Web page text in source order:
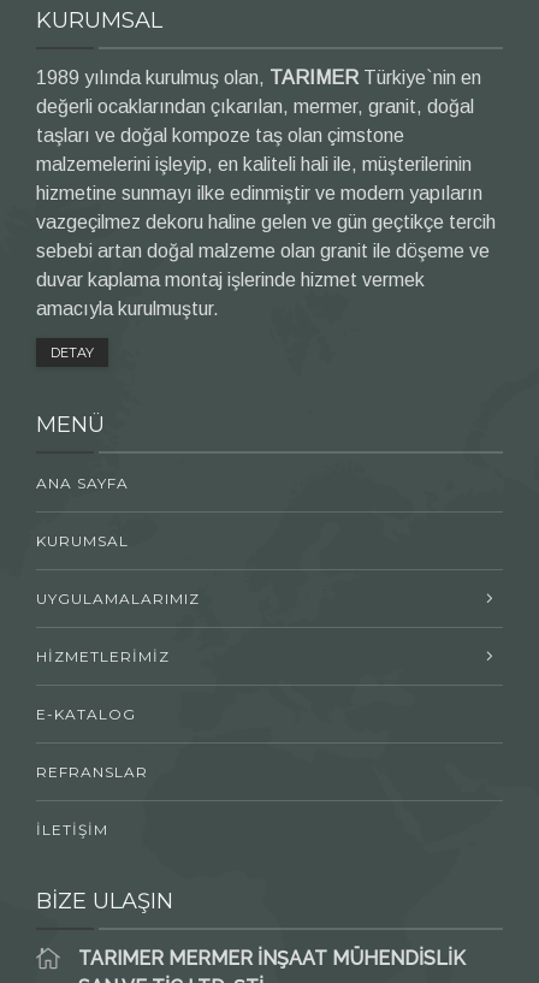
KURUMSAL
1989 yılında kurulmuş olan, TARIMER Türkiye`nin en
değerli ocaklarından çıkarılan, mermer, granit, doğal
taşları ve doğal kompoze taş olan çimstone
malzemelerini işleyip, en kaliteli hali ile, müşterilerinin
hizmetine sunmayı ilke edinmiştir ve modern yapıların
vazgeçilmez dekoru haline gelen ve gün geçtikçe tercih
sebebi artan doğal malzeme olan granit ile döşeme ve
duvar kaplama montaj işlerinde hizmet vermek
amacıyla kurulmuştur.
DETAY
MENÜ
ANA SAYFA
KURUMSAL
UYGULAMALARIMIZ
HİZMETLERİMİZ
E-KATALOG
REFRANSLAR
İLETİŞİM
BİZE ULAŞIN
TARIMER MERMER İNŞAAT MÜHENDİSLİK